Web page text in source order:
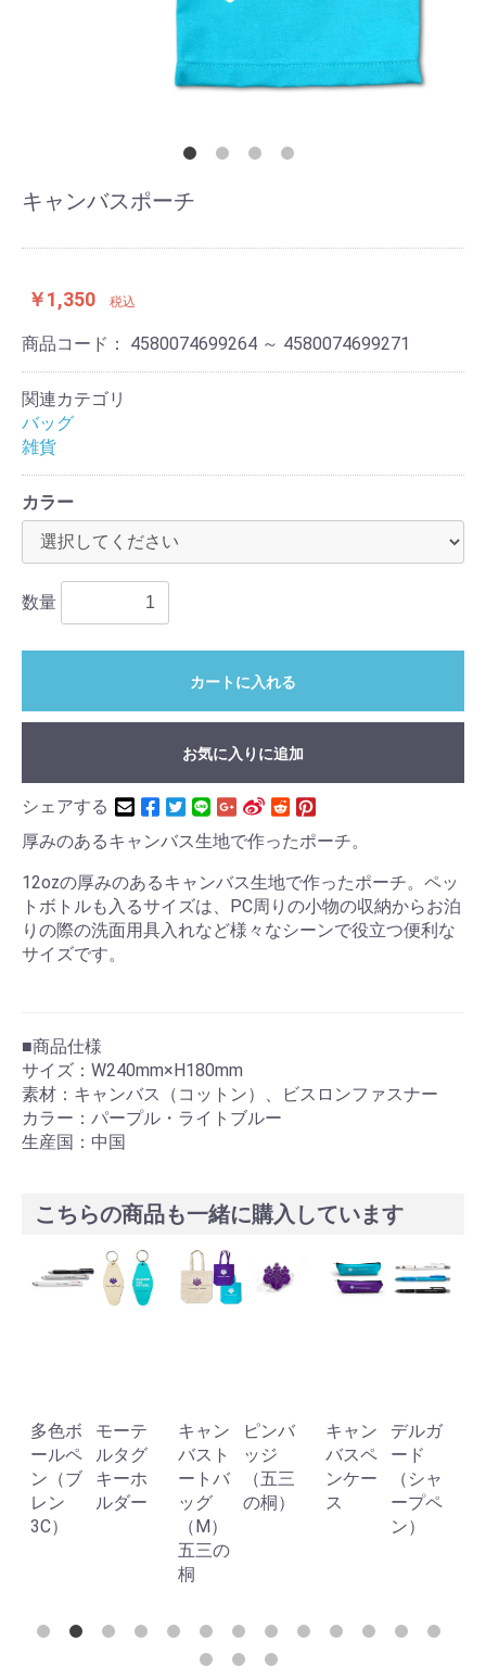
キャンバスポーチ
￥1,350 税込
商品コード： 4580074699264 ～ 4580074699271
関連カテゴリ
バッグ
雑貨
カラー
数量
カートに入れる
お気に入りに追加
シェアする
厚みのあるキャンバス生地で作ったポーチ。
12ozの厚みのあるキャンバス生地で作ったポーチ。ペッ
トボトルも入るサイズは、PC周りの小物の収納からお泊
りの際の洗面用具入れなど様々なシーンで役立つ便利な
サイズです。
■商品仕様
サイズ：W240mm×H180mm
素材：キャンバス（コットン）、ビスロンファスナー
カラー：パープル・ライトブルー
生産国：中国
こちらの商品も一緒に購入しています
多色ボ
ールペ
ン（ブ
レン
3C）
モーテ
ルタグ
キーホ
ルダー
キャン
バスト
ートバ
ッグ
（M）
五三の
桐
ピンバ
ッジ
（五三
の桐）
キャン
バスペ
ンケー
ス
デルガ
ード
（シャ
ープペ
ン）